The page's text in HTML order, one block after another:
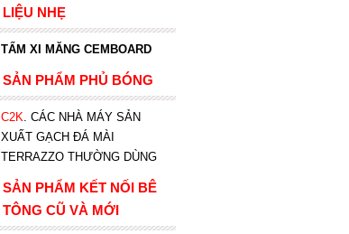
LIỆU NHẸ
TẤM XI MĂNG CEMBOARD
SẢN PHẨM PHỦ BÓNG
C2K. CÁC NHÀ MÁY SẢN
XUẤT GẠCH ĐÁ MÀI
TERRAZZO THƯỜNG DÙNG
SẢN PHẨM KẾT NỐI BÊ
TÔNG CŨ VÀ MỚI